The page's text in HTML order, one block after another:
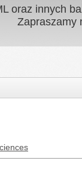
oraz innych
Zapraszamy